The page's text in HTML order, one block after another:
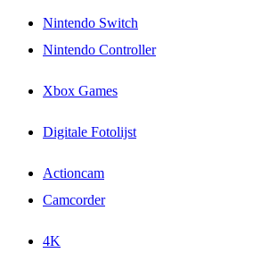
Nintendo Switch
Nintendo Controller
Xbox Games
Digitale Fotolijst
Actioncam
Camcorder
4K